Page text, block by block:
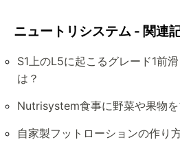
ニュートリシステム - 関連
S1上のL5に起こるグレード1前
は？
Nutrisystem食事に野菜や果物
自家製フットローションの作り